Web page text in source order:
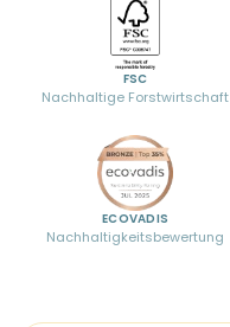
FSC
Nachhaltige Forstwirtschaft
ECOVADIS
Nachhaltigkeitsbewertung